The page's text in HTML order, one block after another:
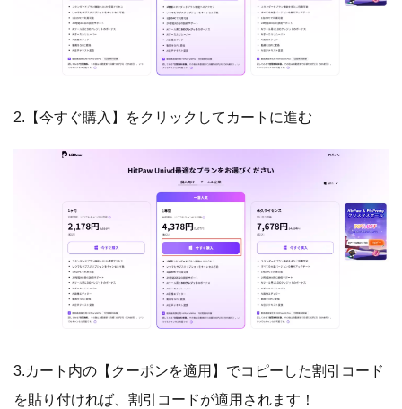
2.【今すぐ購入】をクリックしてカートに進む
3.カート内の【クーポンを適用】でコピーした割引コード
を貼り付ければ、割引コードが適用されます！